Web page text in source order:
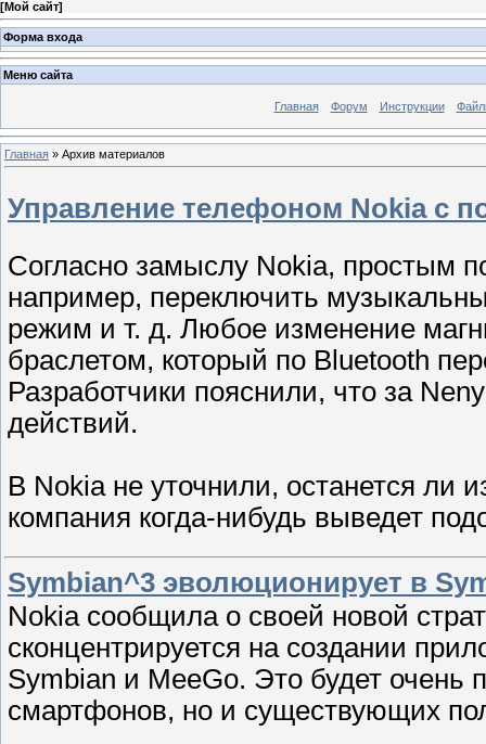
[Мой сайт]
Форма входа
Меню сайта
Главная Форум Инструкции
Главная » Архив материалов
Управление телефоном Nokia с
Согласно замыслу Nokia, простым
например, переключить
режим и т. д. Любое изменение
браслетом, который по Bluetooth
Разработчики пояснили, что за
действий.
В Nokia не уточнили, останется ли
компания когда-нибудь выведет
Symbian^3 эволюционирует в
Nokia сообщила о своей новой
сконцентрируется на создании
Symbian и MeeGo. Это будет очень
смартфонов, но и существующих